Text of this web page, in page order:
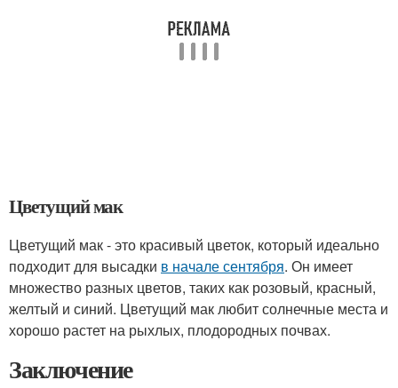
Цветущий мак
Цветущий мак - это красивый цветок, который идеально
подходит для высадки в начале сентября. Он имеет
множество разных цветов, таких как розовый, красный,
желтый и синий. Цветущий мак любит солнечные места и
хорошо растет на рыхлых, плодородных почвах.
Заключение